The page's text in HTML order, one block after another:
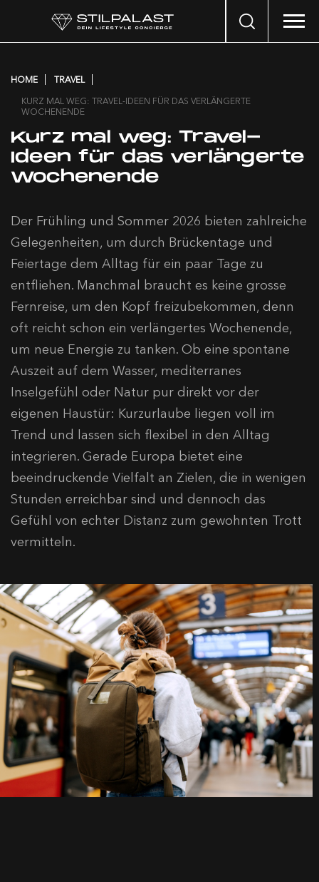
Search
HOME
TRAVEL
KURZ MAL WEG: TRAVEL-IDEEN FÜR DAS VERLÄNGERTE
WOCHENENDE
Kurz mal weg: Travel-
Ideen für das verlängerte
Wochenende
Der Frühling und Sommer 2026 bieten zahlreiche
Gelegenheiten, um durch Brückentage und
Feiertage dem Alltag für ein paar Tage zu
entfliehen. Manchmal braucht es keine grosse
Fernreise, um den Kopf freizubekommen, denn
oft reicht schon ein verlängertes Wochenende,
um neue Energie zu tanken. Ob eine spontane
Auszeit auf dem Wasser, mediterranes
Inselgefühl oder Natur pur direkt vor der
eigenen Haustür: Kurzurlaube liegen voll im
Trend und lassen sich flexibel in den Alltag
integrieren. Gerade Europa bietet eine
beeindruckende Vielfalt an Zielen, die in wenigen
Stunden erreichbar sind und dennoch das
Gefühl von echter Distanz zum gewohnten Trott
vermitteln.